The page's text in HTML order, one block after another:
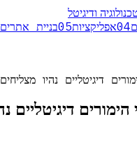
ודיגיטל
04אפליקציות05בניית אתרים